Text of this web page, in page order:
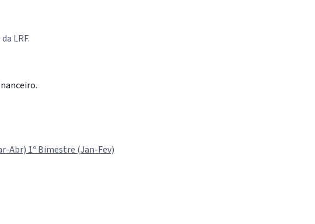
LRF.
Abr) 1º Bimestre (Jan-Fev)